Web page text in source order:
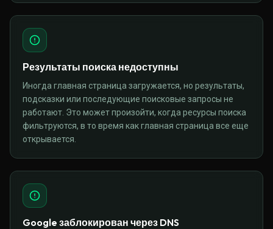
Результаты поиска недоступны
Иногда главная страница загружается, но результаты,
подсказки или последующие поисковые запросы не
работают. Это может произойти, когда ресурсы поиска
фильтруются, в то время как главная страница все еще
открывается.
Google заблокирован через DNS